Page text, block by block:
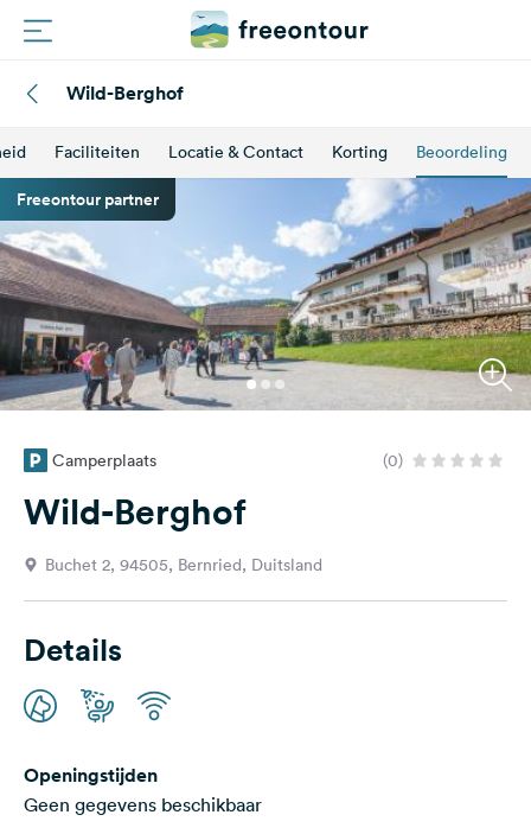
Campings
Magazine
Partners
Registreren
Inloggen
Vragen &
Taal:
Volg
ons
social
media
Wild-Berghof
Faciliteiten Locatie & Contact Korting Beoordeling
Freeontour partner
Camperplaats (0)
Wild-Berghof
Buchet 2, 94505, Bernried, Duitsland
Details
Openingstijden
Geen gegevens beschikbaar